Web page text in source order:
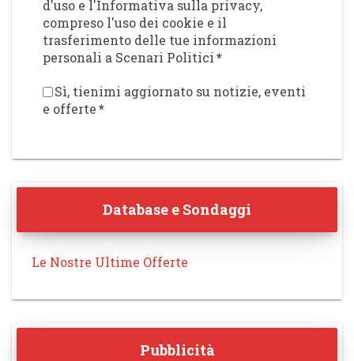
d'uso e l'Informativa sulla privacy,
compreso l'uso dei cookie e il
trasferimento delle tue informazioni
personali a Scenari Politici*
Sì, tienimi aggiornato su notizie, eventi
e offerte*
Database e Sondaggi
Le Nostre Ultime Offerte
Pubblicità